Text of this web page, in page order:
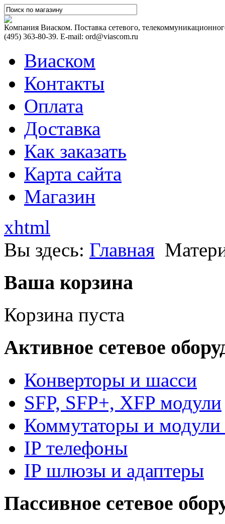
Компания Виаском. Поставка сетевого,
(495) 363-80-39. E-mail: ord@viascom.ru
Виаском
Контакты
Оплата
Доставка
Как заказать
Карта сайта
Магазин
xhtml
Вы здесь: Главная
Ваша корзина
Корзина пуста
Активное сетевое
Конверторы и шасси
SFP, SFP+, XFP модули
Коммутаторы и модули
IP телефоны
IP шлюзы и адаптеры
Пассивное сетевое